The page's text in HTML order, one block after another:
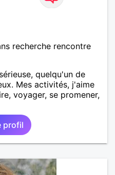
recherche rencontre
quelqu'un de
Mes activités, j'aime
voyager, se promener,
profil